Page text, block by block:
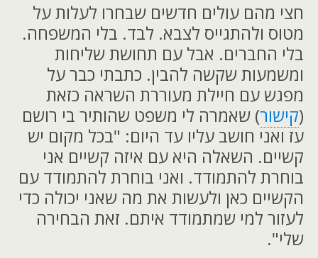
חצי מהם עולים חדשים שבחרו לעלות על
מטוס ולהתגייס לצבא. לבד. בלי המשפחה.
בלי החברים. אבל עם תחושת שליחות
ומשמעות שקשה להבין. כתבתי כבר על
מפגש עם חיילת מעוררת השראה כזאת
(קישור) שאמרה לי משפט שהותיר בי רושם
עז ואני חושב עליו עד היום: "בכל מקום יש
קשיים. השאלה היא עם איזה קשיים אני
בוחרת להתמודד. ואני בוחרת להתמודד עם
הקשיים כאן ולעשות את מה שאני יכולה כדי
לעזור למי שמתמודד איתם. זאת הבחירה
שלי".